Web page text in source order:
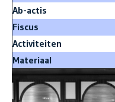
Ab-actis
Fiscus
Activiteiten
Materiaal